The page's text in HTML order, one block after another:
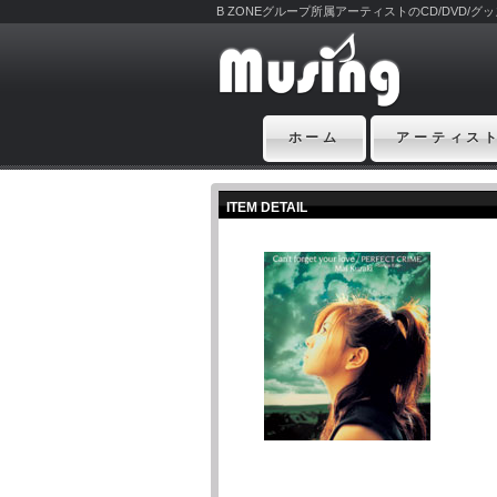
B ZONEグループ所属アーティストのCD/DVD/グ
ホーム アーティス
ITEM DETAIL